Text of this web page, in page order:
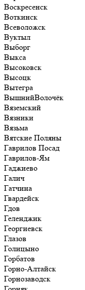
Воскресенск
Воткинск
Всеволожск
Вуктыл
Выборг
Выкса
Высоковск
Высоцк
Вытегра
ВышнийВолочёк
Вяземский
Вязники
Вязьма
Вятские Поляны
Гаврилов Посад
Гаврилов-Ям
Гаджиево
Галич
Гатчина
Гвардейск
Гдов
Геленджик
Георгиевск
Глазов
Голицыно
Горбатов
Горно-Алтайск
Горнозаводск